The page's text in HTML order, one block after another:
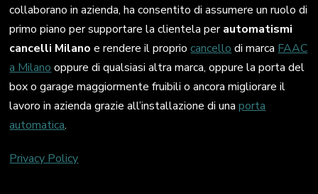
collaborano in azienda, ha consentito di assumere un ruolo di
primo piano per supportare la clientela perautomatismi
cancelli Milano e rendere il propriocancello di marca FAAC
a Milano oppure di qualsiasi altra marca, oppure la porta del
box o garage maggiormente fruibili o ancora migliorare il
lavoro in azienda grazie all’installazione di unaporta
automatica.
Privacy Policy